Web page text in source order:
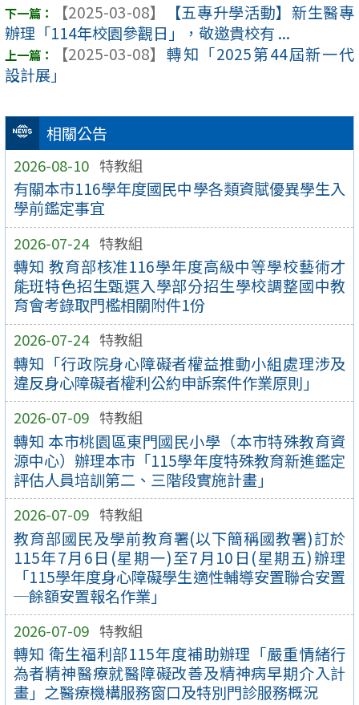
相關公告
2026-08-10 特教組
有關本市116學年度國民中學各類資賦優異學生入
學前鑑定事宜
2026-07-24 特教組
轉知 教育部核准116學年度高級中等學校藝術才
能班特色招生甄選入學部分招生學校調整國中教
育會考錄取門檻相關附件1份
2026-07-24 特教組
轉知「行政院身心障礙者權益推動小組處理涉及
違反身心障礙者權利公約申訴案件作業原則」
2026-07-09 特教組
轉知 本市桃園區東門國民小學（本市特殊教育資
源中心）辦理本市「115學年度特殊教育新進鑑定
評估人員培訓第二、三階段實施計畫」
2026-07-09 特教組
教育部國民及學前教育署(以下簡稱國教署)訂於
115年7月6日(星期一)至7月10日(星期五)辦理
「115學年度身心障礙學生適性輔導安置聯合安置
─餘額安置報名作業」
2026-07-09 特教組
轉知 衛生福利部115年度補助辦理「嚴重情緒行
為者精神醫療就醫障礙改善及精神病早期介入計
畫」之醫療機構服務窗口及特別門診服務概況
【2025-03-08】
【五專升學活動】新生醫專
辦理「114年校園參觀日」，敬邀貴校有 ...
【2025-03-08】 轉知「2025第44屆新一代
設計展」